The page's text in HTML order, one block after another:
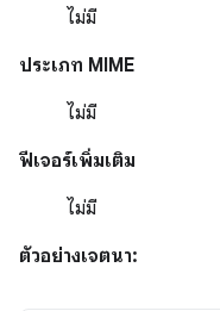
ไม่มี
ประเภท MIME
ไม่มี
ฟีเจอร์เพิ่มเติม
ไม่มี
ตัวอย่างเจตนา: